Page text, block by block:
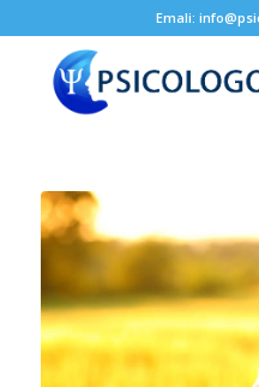
Emali: